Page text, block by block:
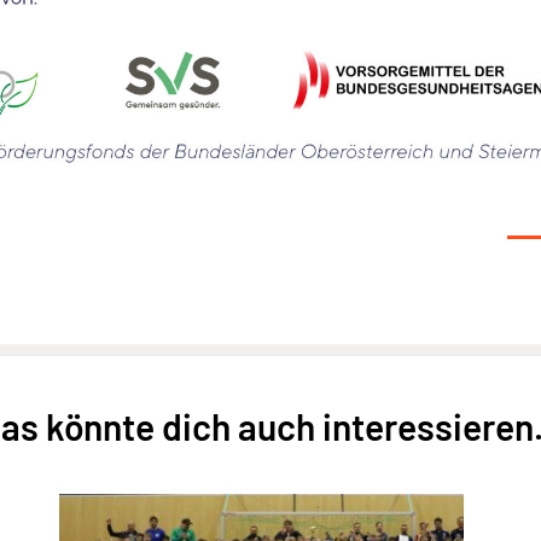
könnte dich auch